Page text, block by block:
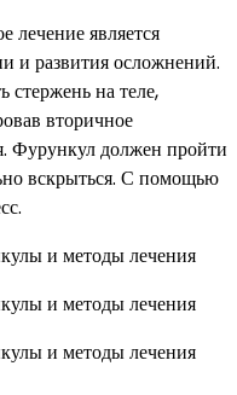
лечение является
и развития осложнений.
на теле,
вторичное
Фурункул должен пройти
вскрыться. С помощью